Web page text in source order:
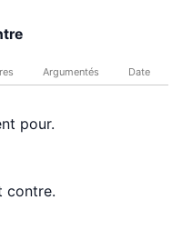
Argumentés Date
pour.
contre.